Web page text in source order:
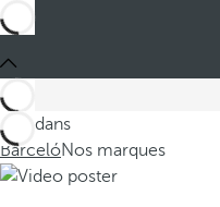
Ces dans
BarcelóNos marques